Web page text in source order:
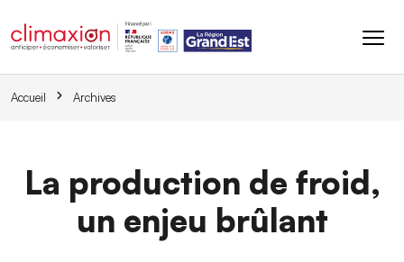
Accueil Archives
La production de froid,
un enjeu brûlant